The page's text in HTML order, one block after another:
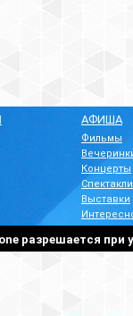
АФИША
Фильмы
Концерты
Спектакли
Выставки
разрешается